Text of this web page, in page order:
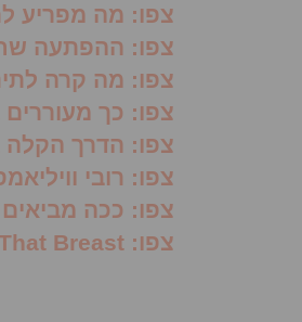
צפו: מה מפריע
צפו: ההפתעה
צפו: מה קרה
צפו: כך
צפו: הדרך הקלה
צפו: רובי
צפו: ככה מביאים
צפו: All About That Breast